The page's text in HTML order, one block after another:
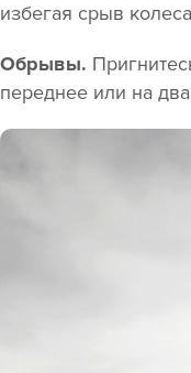
избегая срыв
Обрывы.
переднее или на